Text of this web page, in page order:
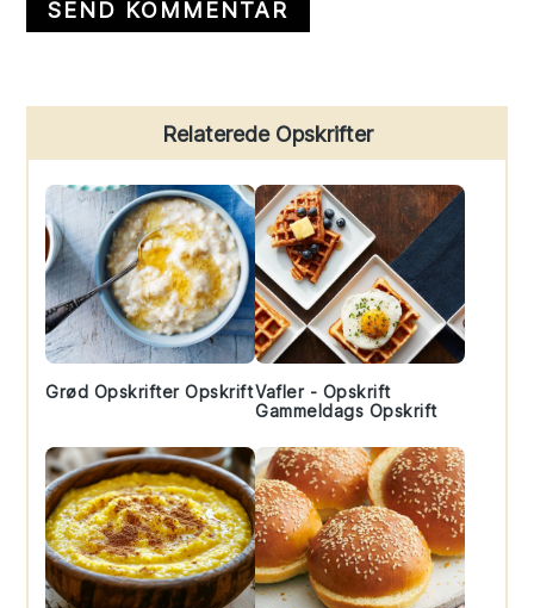
Sidebar
Relaterede Opskrifter
Grød Opskrifter OpskriftVafler - Opskrift
Gammeldags Opskrift